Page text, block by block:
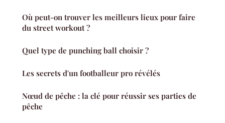
Où peut-on trouver les meilleurs lieux pour faire
du street workout ?
Quel type de punching ball choisir ?
Les secrets d'un footballeur pro révélés
Nœud de pêche : la clé pour réussir ses parties de
pêche